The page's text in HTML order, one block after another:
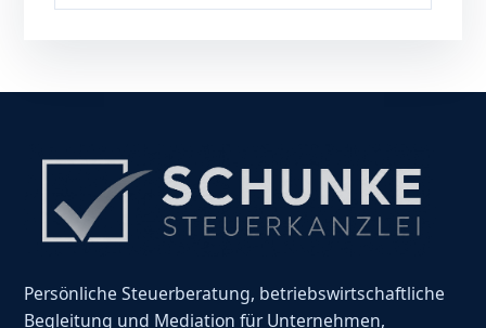
Persönliche Steuerberatung, betriebswirtschaftliche
Begleitung und Mediation für Unternehmen,